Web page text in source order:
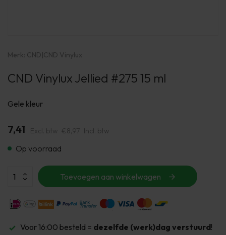
Merk: CND|CND Vinylux
CND Vinylux Jellied #275 15 ml
Gele kleur
7,41 Excl. btw €8,97 Incl. btw
Op voorraad
Toevoegen aan winkelwagen
Voor 16:00 besteld = dezelfde (werk)dag verstuurd!